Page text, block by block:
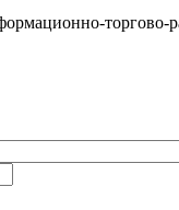
торгово-